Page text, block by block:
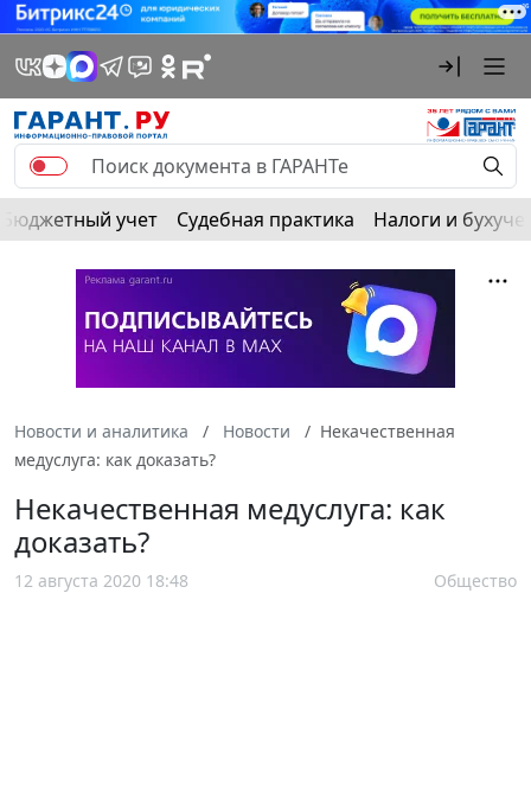
Бюджетный учет Судебная практика Налоги и
Новости и аналитика Новости
Некачественная
медуслуга: как доказать?
Некачественная медуслуга: как
доказать?
12 августа 2020 18:48 Общество